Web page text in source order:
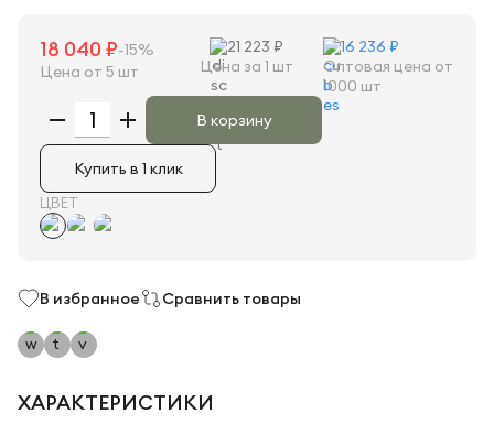
18 040 ₽-15%
Цена от 5 шт
21 223 ₽
Цена за 1 шт
16 236 ₽
Оптовая цена от
1000 шт
В корзину
Купить в 1 клик
ЦВЕТ
В избранное Сравнить товары
ХАРАКТЕРИСТИКИ